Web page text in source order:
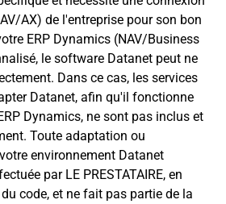
AX) de l'entreprise pour son bon
ERP Dynamics (NAV/Business
le software Datanet peut ne
Dans ce cas, les services
Datanet, afin qu'il fonctionne
Dynamics, ne sont pas inclus et
Toute adaptation ou
environnement Datanet
par LE PRESTATAIRE, en
code, et ne fait pas partie de la